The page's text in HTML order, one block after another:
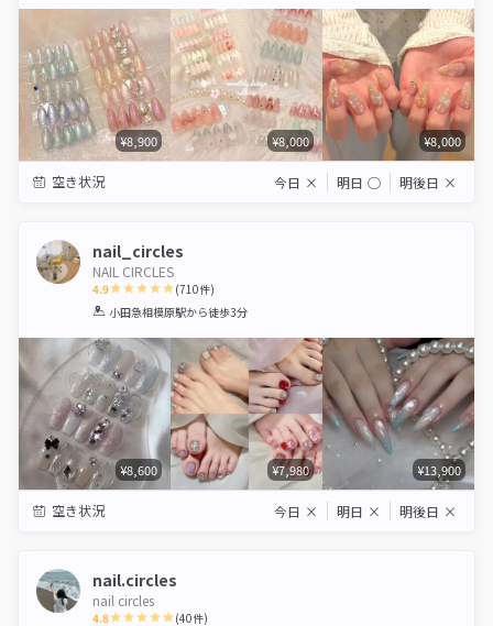
¥8,900 ¥8,000 ¥8,000
空き状況 今日 × 明日 ◯ 明後日 ×
nail_circles
NAIL CIRCLES
4.9
1 2 3 4 5
(710件)
小田急相模原駅から徒歩3分
¥8,600 ¥7,980 ¥13,900
空き状況 今日 × 明日 × 明後日 ×
nail.circles
nail circles
4.8 (40件)